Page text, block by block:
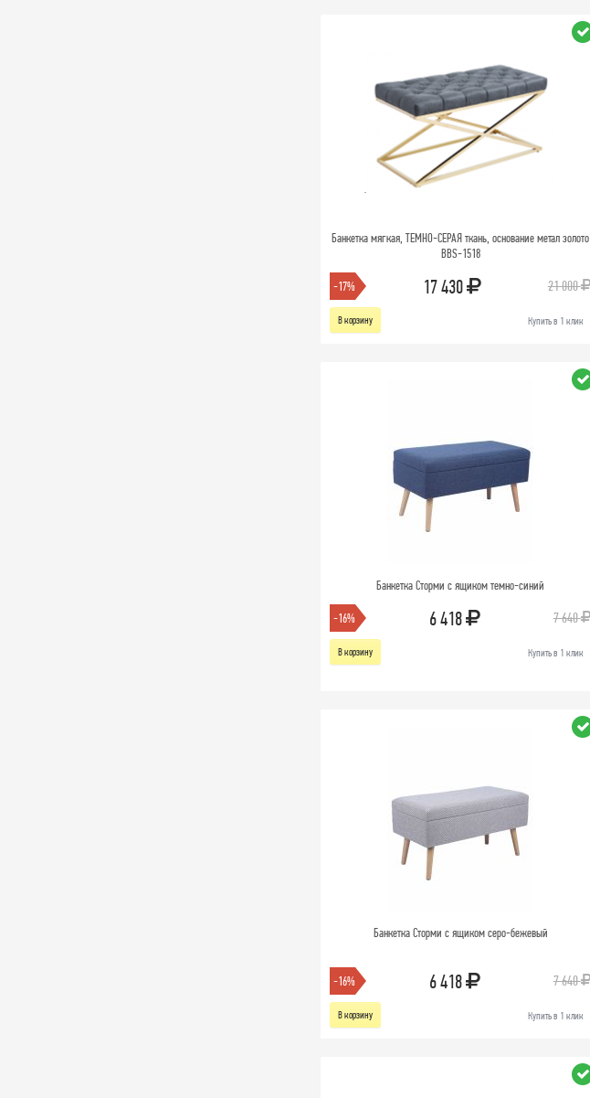
Банкетка мягкая, ТЕМНО-СЕРАЯ ткань, основание метал золото
BBS-1518
-17% 17 430 21 000
В корзину Купить в 1 клик
Банкетка Сторми с ящиком темно-синий
-16% 6 418 7 640
В корзину Купить в 1 клик
Банкетка Сторми с ящиком серо-бежевый
-16% 6 418 7 640
В корзину Купить в 1 клик